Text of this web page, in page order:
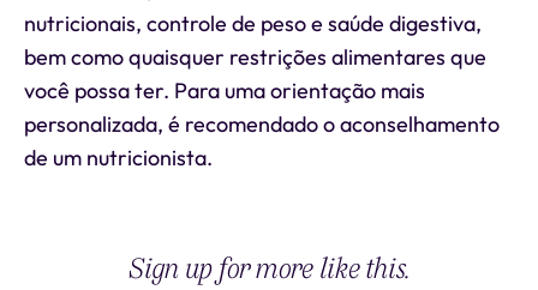
nutricionais, controle de peso e saúde digestiva,
bem como quaisquer restrições alimentares que
você possa ter. Para uma orientação mais
personalizada, é recomendado o aconselhamento
de um nutricionista.
Sign up for more like this.